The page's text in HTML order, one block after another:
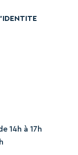
14h à 17h